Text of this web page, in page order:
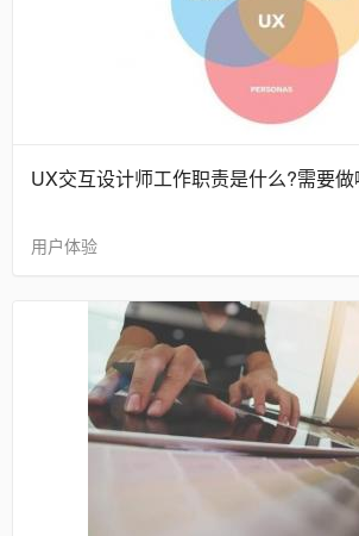
UX交互设计师工作职责是什么?需要做
用户体验